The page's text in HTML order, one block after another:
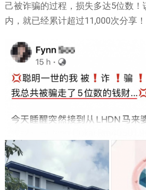
己被诈骗的过程，损失多达5位数！
内，就已经累计超过11,000次分享！